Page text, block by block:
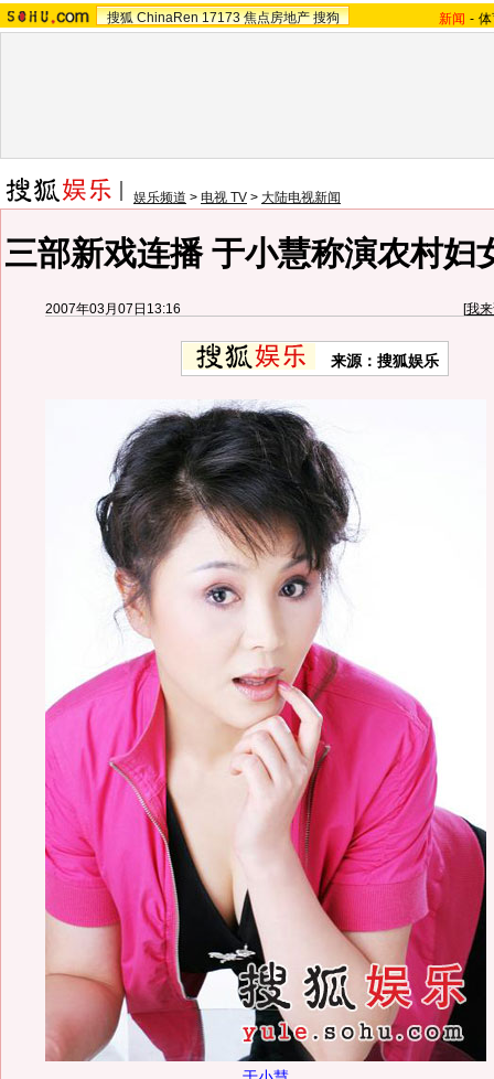
搜狐 ChinaRen 17173 焦点房地产 搜狗 新闻 -
娱乐频道 > 电视 TV > 大陆电视新闻
三部新戏连播 于小慧称演农村妇
2007年03月07日13:16 [我
来源：搜狐娱乐